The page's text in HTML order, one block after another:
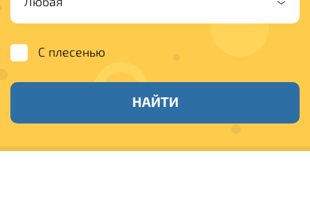
С плесенью
НАЙТИ